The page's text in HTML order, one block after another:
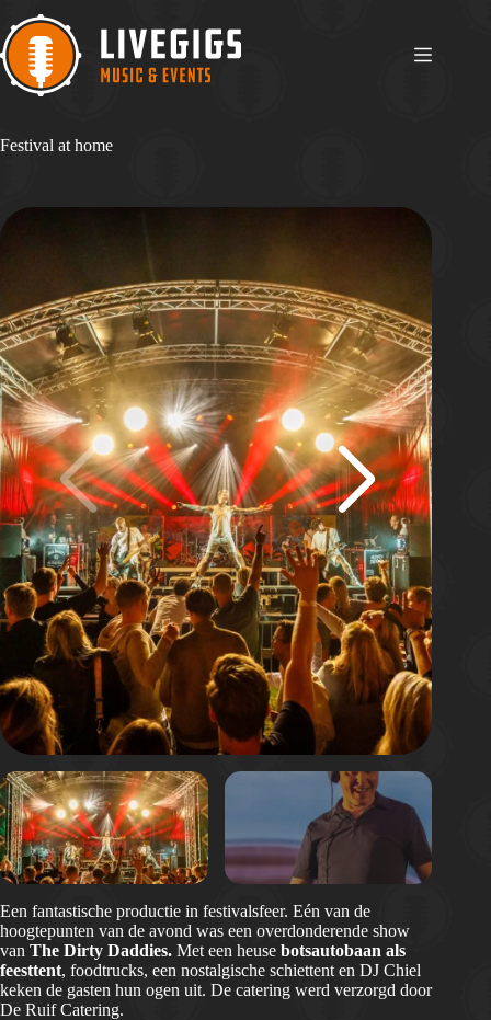
naar
de
inhoud
Festival at home
Een fantastische productie in festivalsfeer. Eén van de
hoogtepunten van de avond was een overdonderende show
van The Dirty Daddies. Met een heuse botsautobaan als
feesttent, foodtrucks, een nostalgische schiettent en DJ Chiel
keken de gasten hun ogen uit. De catering werd verzorgd door
De Ruif Catering.